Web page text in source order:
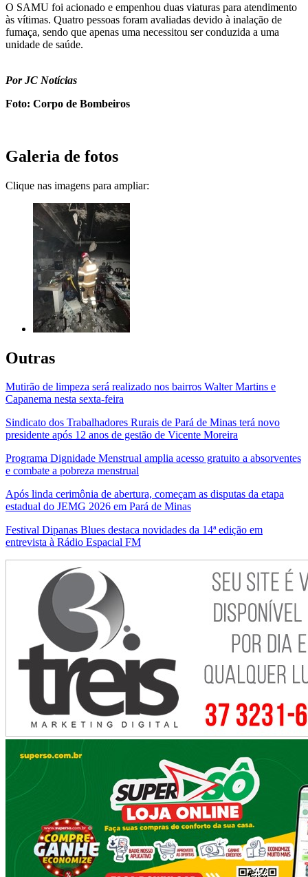
O SAMU foi acionado e empenhou duas viaturas para atendimento
às vítimas. Quatro pessoas foram avaliadas devido à inalação de
fumaça, sendo que apenas uma necessitou ser conduzida a uma
unidade de saúde.
Por JC Notícias
Foto: Corpo de Bombeiros
Galeria de fotos
Clique nas imagens para ampliar:
Outras
Mutirão de limpeza será realizado nos bairros Walter Martins e
Capanema nesta sexta-feira
Sindicato dos Trabalhadores Rurais de Pará de Minas terá novo
presidente após 12 anos de gestão de Vicente Moreira
Programa Dignidade Menstrual amplia acesso gratuito a absorventes
e combate a pobreza menstrual
Após linda cerimônia de abertura, começam as disputas da etapa
estadual do JEMG 2026 em Pará de Minas
Festival Dipanas Blues destaca novidades da 14ª edição em
entrevista à Rádio Espacial FM